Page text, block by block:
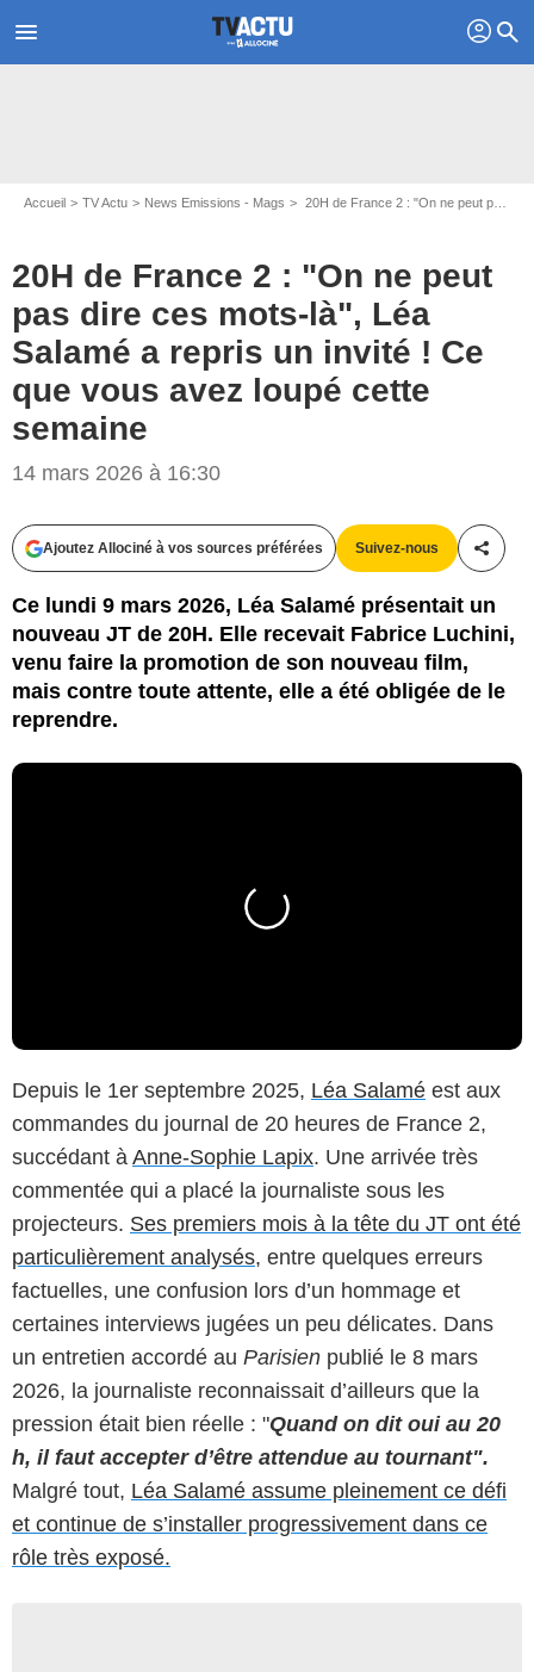
menu profil search
Accueil TV Actu News Emissions - Mags 20H de France 2 : "On ne peut pas dire ces mots-là", Léa Salamé a repris un invité ! Ce que vous avez loupé cette semaine
20H de France 2 : "On ne peut
pas dire ces mots-là", Léa
Salamé a repris un invité ! Ce
que vous avez loupé cette
semaine
14 mars 2026 à 16:30
Ajoutez Allociné à vos sources préférées Suivez-nous
Ce lundi 9 mars 2026, Léa Salamé présentait un
nouveau JT de 20H. Elle recevait Fabrice Luchini,
venu faire la promotion de son nouveau film,
mais contre toute attente, elle a été obligée de le
reprendre.
Depuis le 1er septembre 2025, Léa Salamé est aux
commandes du journal de 20 heures de France 2,
succédant à Anne-Sophie Lapix. Une arrivée très
commentée qui a placé la journaliste sous les
projecteurs. Ses premiers mois à la tête du JT ont été
particulièrement analysés, entre quelques erreurs
factuelles, une confusion lors d’un hommage et
certaines interviews jugées un peu délicates. Dans
un entretien accordé au Parisien publié le 8 mars
2026, la journaliste reconnaissait d’ailleurs que la
pression était bien réelle : "Quand on dit oui au 20
h, il faut accepter d’être attendue au tournant".
Malgré tout, Léa Salamé assume pleinement ce défi
et continue de s’installer progressivement dans ce
rôle très exposé.